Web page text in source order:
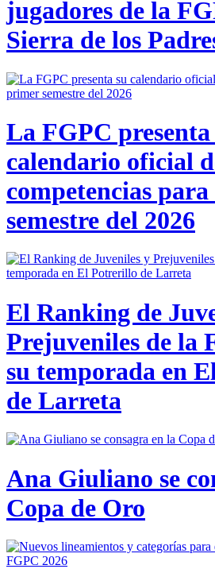
jugadores de la
Sierra de los
La FGPC presenta
calendario oficial
competencias
semestre del 2026
El Ranking de
Prejuveniles de la
su temporada en
de Larreta
Ana Giuliano se
Copa de Oro